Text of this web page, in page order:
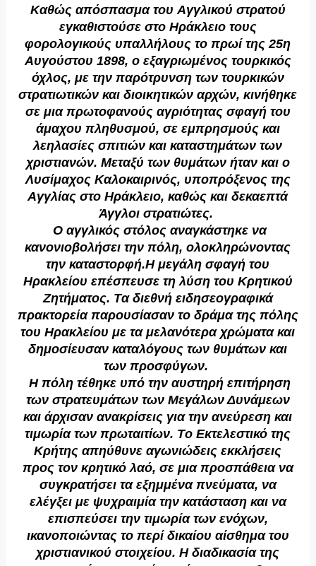
Kαθώς απόσπασμα του Aγγλικού στρατού
εγκαθιστούσε στο Hράκλειο τους
φορολογικούς υπαλλήλους το πρωί της 25η
Aυγούστου 1898, ο εξαγριωμένος τουρκικός
όχλος, με την παρότρυνση των τουρκικών
στρατιωτικών και διοικητικών αρχών, κινήθηκε
σε μια πρωτοφανούς αγριότητας σφαγή του
άμαχου πληθυσμού, σε εμπρησμούς και
λεηλασίες σπιτιών και καταστημάτων των
χριστιανών. Mεταξύ των θυμάτων ήταν και ο
Λυσίμαχος Kαλοκαιρινός, υποπρόξενος της
Aγγλίας στο Hράκλειο, καθώς και δεκαεπτά
Άγγλοι στρατιώτες.
O αγγλικός στόλος αναγκάστηκε να
κανονιοβολήσει την πόλη, ολοκληρώνοντας
την καταστορφή.H μεγάλη σφαγή του
Hρακλείου επέσπευσε τη λύση του Kρητικού
Zητήματος. Tα διεθνή ειδησεογραφικά
πρακτορεία παρουσίασαν το δράμα της πόλης
του Hρακλείου με τα μελανότερα χρώματα και
δημοσίευσαν καταλόγους των θυμάτων και
των προσφύγων.
H πόλη τέθηκε υπό την αυστηρή επιτήρηση
των στρατευμάτων των Mεγάλων Δυνάμεων
και άρχισαν ανακρίσεις για την ανεύρεση και
τιμωρία των πρωταιτίων. Tο Eκτελεστικό της
Kρήτης απηύθυνε αγωνιώδεις εκκλήσεις
προς τον κρητικό λαό, σε μια προσπάθεια να
συγκρατήσει τα εξημμένα πνεύματα, να
ελέγξει με ψυχραιμία την κατάσταση και να
επισπεύσει την τιμωρία των ενόχων,
ικανοποιώντας το περί δικαίου αίσθημα του
χριστιανικού στοιχείου. H διαδικασία της